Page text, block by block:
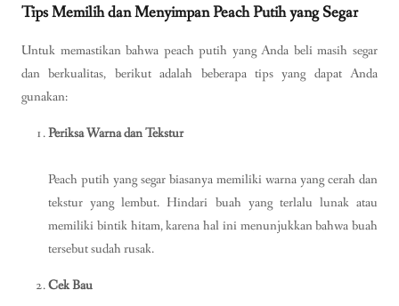
Tips Memilih dan Menyimpan Peach Putih yang Segar
Untuk memastikan bahwa peach putih yang Anda beli masih segar
dan berkualitas, berikut adalah beberapa tips yang dapat Anda
gunakan:
Periksa Warna dan Tekstur
Peach putih yang segar biasanya memiliki warna yang cerah dan
tekstur yang lembut. Hindari buah yang terlalu lunak atau
memiliki bintik hitam, karena hal ini menunjukkan bahwa buah
tersebut sudah rusak.
Cek Bau